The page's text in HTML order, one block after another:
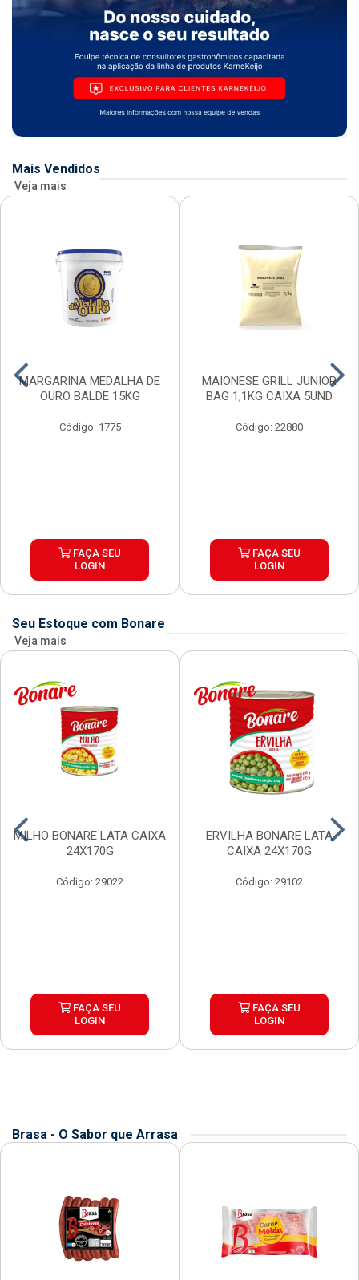
Mais Vendidos
Veja mais
MARGARINA MEDALHA DE
OURO BALDE 15KG
Código: 1775
FAÇA SEU
LOGIN
MAIONESE GRILL JUNIOR
BAG 1,1KG CAIXA 5UND
Código: 22880
FAÇA SEU
LOGIN
Seu Estoque com Bonare
Veja mais
MILHO BONARE LATA CAIXA
24X170G
Código: 29022
FAÇA SEU
LOGIN
ERVILHA BONARE LATA
CAIXA 24X170G
Código: 29102
FAÇA SEU
LOGIN
Brasa - O Sabor que Arrasa